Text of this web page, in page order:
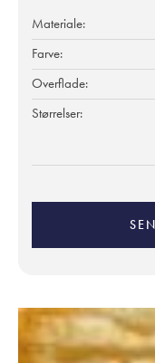
Materiale:
Farve:
Overflade:
Størrelser: